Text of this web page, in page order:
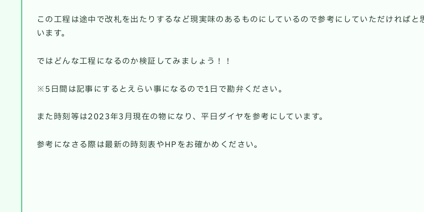
この工程は途中で改札を出たりするなど現実味のあるものにしているので参考にしていただければと
います。
ではどんな工程になるのか検証してみましょう！！
※5日間は記事にするとえらい事になるので1日で勘弁ください。
また時刻等は2023年3月現在の物になり、平日ダイヤを参考にしています。
参考になさる際は最新の時刻表やHPをお確かめください。